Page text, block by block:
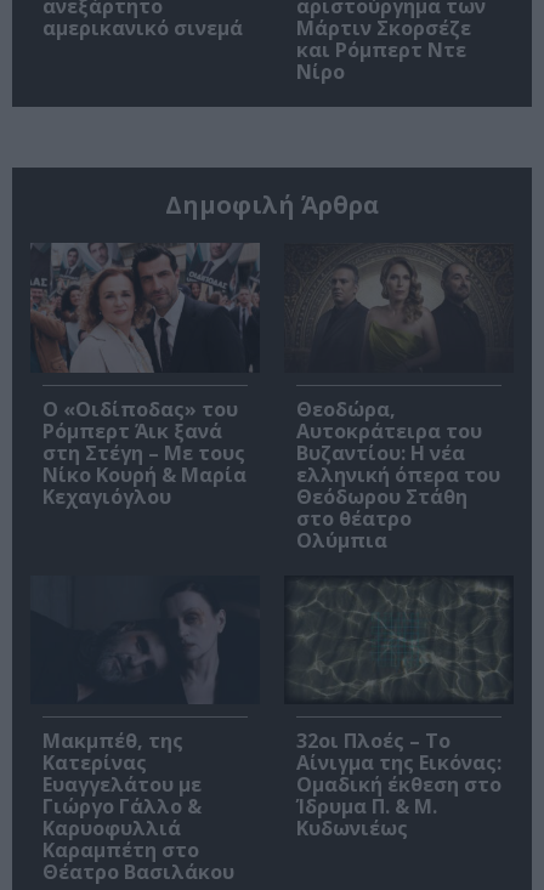
ανεξάρτητο
αμερικανικό σινεμά
αριστούργημα των
Μάρτιν Σκορσέζε
και Ρόμπερτ Ντε
Νίρο
Δημοφιλή Άρθρα
O «Οιδίποδας» του
Ρόμπερτ Άικ ξανά
στη Στέγη – Με τους
Νίκο Κουρή & Μαρία
Κεχαγιόγλου
Θεοδώρα,
Αυτοκράτειρα του
Βυζαντίου: Η νέα
ελληνική όπερα του
Θεόδωρου Στάθη
στο θέατρο
Ολύμπια
Μακμπέθ, της
Κατερίνας
Ευαγγελάτου με
Γιώργο Γάλλο &
Καρυοφυλλιά
Καραμπέτη στο
Θέατρο Βασιλάκου
32οι Πλοές – Το
Αίνιγμα της Εικόνας:
Ομαδική έκθεση στο
Ίδρυμα Π. & Μ.
Κυδωνιέως